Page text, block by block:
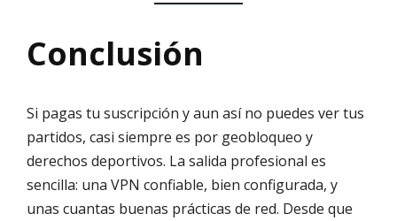
Conclusión
Si pagas tu suscripción y aun así no puedes ver tus
partidos, casi siempre es por geobloqueo y
derechos deportivos. La salida profesional es
sencilla: una VPN confiable, bien configurada, y
unas cuantas buenas prácticas de red. Desde que